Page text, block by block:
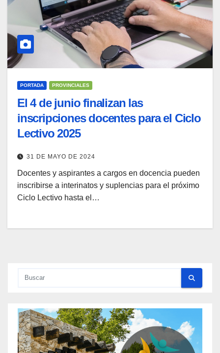
PORTADA PROVINCIALES
El 4 de junio finalizan las
inscripciones docentes para el Ciclo
Lectivo 2025
31 DE MAYO DE 2024
Docentes y aspirantes a cargos en docencia pueden
inscribirse a interinatos y suplencias para el próximo
Ciclo Lectivo hasta el…